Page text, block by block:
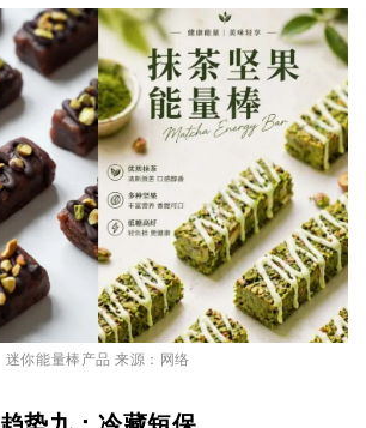
迷你能量棒产品 来源：网络